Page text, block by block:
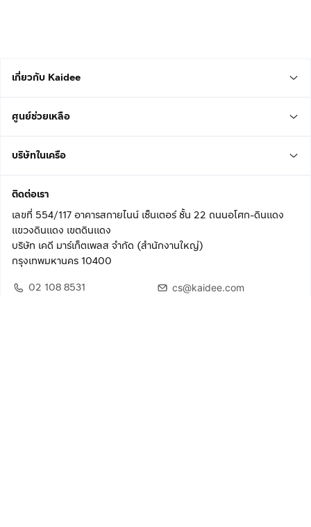
เกี่ยวกับ Kaidee
ศูนย์ช่วยเหลือ
บริษัทในเครือ
ติดต่อเรา
เลขที่ 554/117 อาคารสกายไนน์ เซ็นเตอร์ ชั้น 22 ถนนอโศก-ดินแดง
แขวงดินแดง เขตดินแดง
บริษัท เคดี มาร์เก็ตเพลส จำกัด (สำนักงานใหญ่)
กรุงเทพมหานคร 10400
02 108 8531
cs@kaidee.com